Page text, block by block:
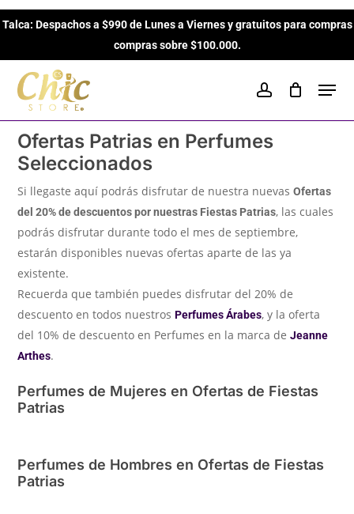
Skip
to
content
Talca: Despachos a $990 de Lunes a Viernes y gratuitos para compras
compras sobre $100.000.
account
Ofertas Patrias en Perfumes
Seleccionados
Si llegaste aquí podrás disfrutar de nuestra nuevasOfertas
del 20% de descuentos por nuestras Fiestas Patrias, las cuales
podrás disfrutar durante todo el mes de septiembre,
estarán disponibles nuevas ofertas aparte de las ya
existente.
Recuerda que también puedes disfrutar del 20% de
descuento en todos nuestrosPerfumes Árabes, y la oferta
del 10% de descuento en Perfumes en la marca deJeanne
Arthes.
Perfumes de Mujeres en Ofertas de Fiestas
Patrias
Perfumes de Hombres en Ofertas de Fiestas
Patrias